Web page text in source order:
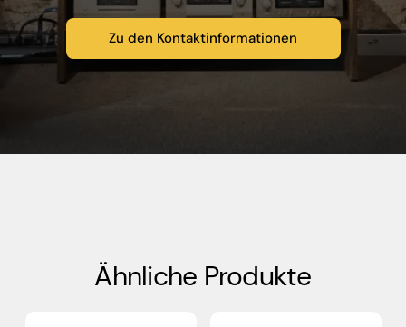
Zu den Kontaktinformationen
Ähnliche Produkte